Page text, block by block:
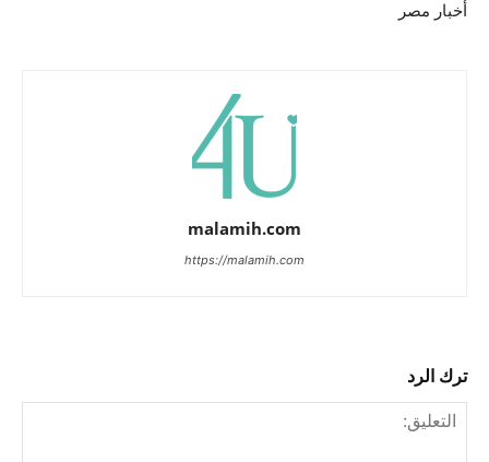
أخبار مصر
malamih.com
https://malamih.com
ترك الرد